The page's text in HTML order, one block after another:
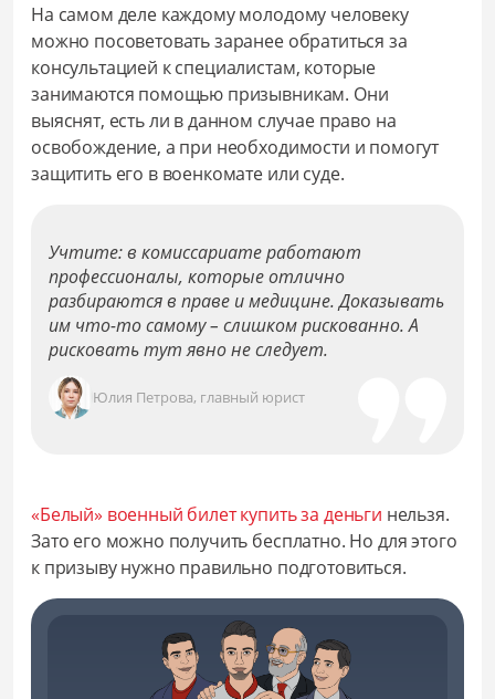
На самом деле каждому молодому человеку
можно посоветовать заранее обратиться за
консультацией к специалистам, которые
занимаются помощью призывникам. Они
выяснят, есть ли в данном случае право на
освобождение, а при необходимости и помогут
защитить его в военкомате или суде.
Учтите: в комиссариате работают
профессионалы, которые отлично
разбираются в праве и медицине. Доказывать
им что-то самому – слишком рискованно. А
рисковать тут явно не следует.
Юлия Петрова, главный юрист
«Белый» военный билеткупить за деньги нельзя.
Зато его можно получить бесплатно. Но для этого
к призыву нужно правильно подготовиться.